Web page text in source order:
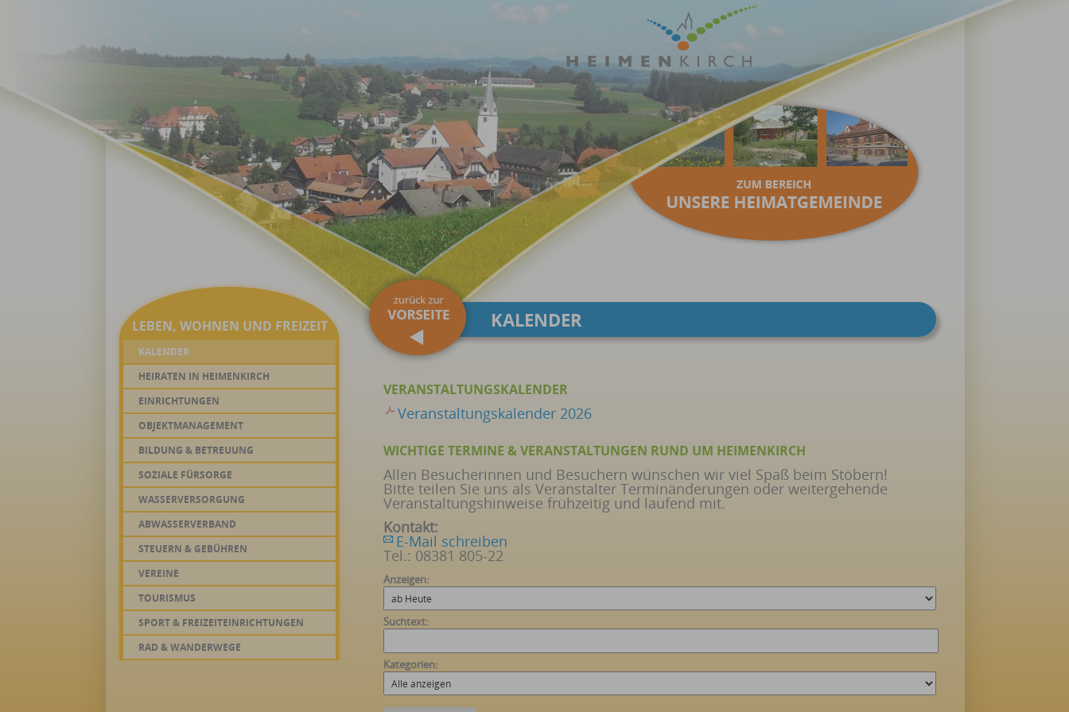
LEBEN, WOHNEN UND FREIZEIT
KALENDER
HEIRATEN IN HEIMENKIRCH
EINRICHTUNGEN
OBJEKTMANAGEMENT
BILDUNG & BETREUUNG
SOZIALE FÜRSORGE
WASSERVERSORGUNG
ABWASSERVERBAND
STEUERN & GEBÜHREN
VEREINE
TOURISMUS
SPORT & FREIZEITEINRICHTUNGEN
RAD & WANDERWEGE
KALENDER
VERANSTALTUNGSKALENDER
Veranstaltungskalender 2026
WICHTIGE TERMINE & VERANSTALTUNGEN RUND UM HEIMENKIRCH
Allen Besucherinnen und Besuchern wünschen wir viel Spaß beim Stöbern!
Bitte teilen Sie uns als Veranstalter Terminänderungen oder weitergehende
Veranstaltungshinweise frühzeitig und laufend mit.
Kontakt:
E-Mail schreiben
Tel.: 08381 805-22
Anzeigen:
Suchtext:
Kategorien: